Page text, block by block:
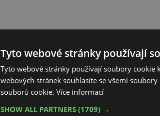
Tyto webové stránky používají
Tyto webové stránky používají soubory cookie
webových stránek souhlasíte se všemi
souborů cookie. Více informací
SHOW ALL PARTNERS (1709) →